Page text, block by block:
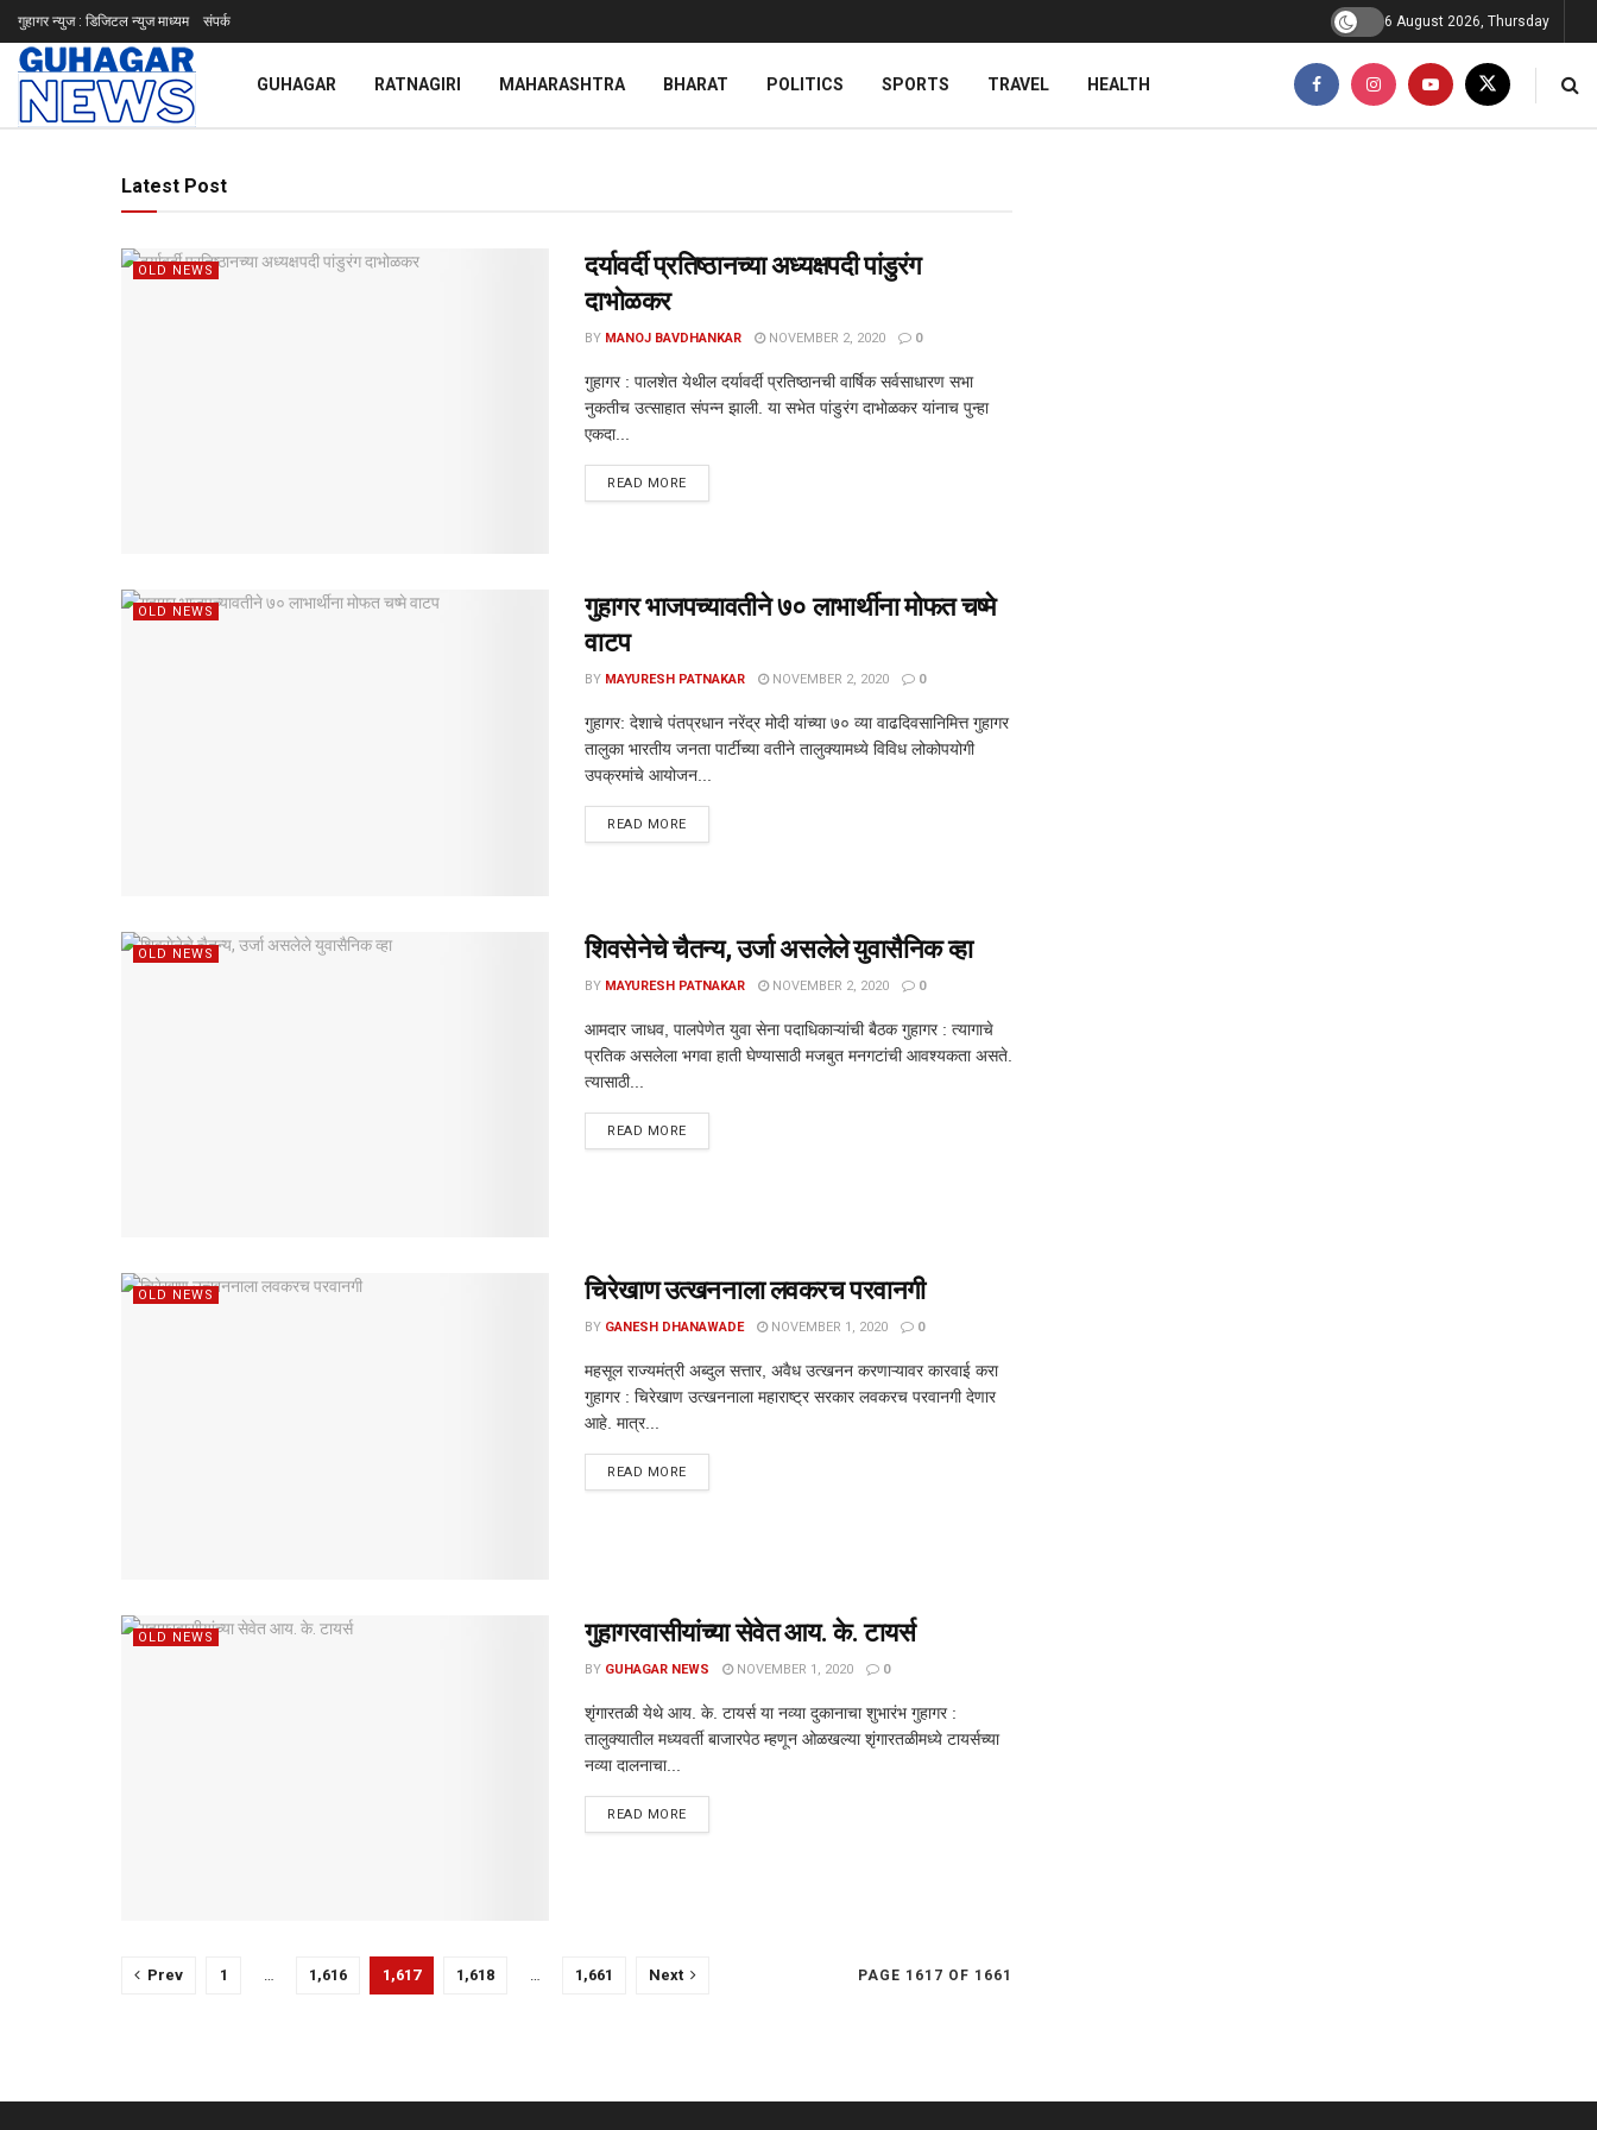
गुहागर न्युज : डिजिटल न्युज माध्यम संपर्क 6 August 2026, Thursday
Guhagar News
GUHAGAR RATNAGIRI MAHARASHTRA BHARAT POLITICS SPORTS TRAVEL HEALTH
Latest Post
OLD NEWS
दर्यावर्दी प्रतिष्ठानच्या अध्यक्षपदी पांडुरंग
दाभोळकर
BY MANOJ BAVDHANKAR NOVEMBER 2, 2020 0
गुहागर : पालशेत येथील दर्यावर्दी प्रतिष्ठानची वार्षिक सर्वसाधारण सभा
नुकतीच उत्साहात संपन्न झाली. या सभेत पांडुरंग दाभोळकर यांनाच पुन्हा
एकदा...
READ MOREDETAILS
OLD NEWS
गुहागर भाजपच्यावतीने ७० लाभार्थीना मोफत चष्मे
वाटप
BY MAYURESH PATNAKAR NOVEMBER 2, 2020 0
गुहागर: देशाचे पंतप्रधान नरेंद्र मोदी यांच्या ७० व्या वाढदिवसानिमित्त गुहागर
तालुका भारतीय जनता पार्टीच्या वतीने तालुक्यामध्ये विविध लोकोपयोगी
उपक्रमांचे आयोजन...
READ MOREDETAILS
OLD NEWS शिवसेनेचे चैतन्य, उर्जा असलेले युवासैनिक व्हा
BY MAYURESH PATNAKAR NOVEMBER 2, 2020 0
आमदार जाधव, पालपेणेत युवा सेना पदाधिकाऱ्यांची बैठक गुहागर : त्यागाचे
प्रतिक असलेला भगवा हाती घेण्यासाठी मजबुत मनगटांची आवश्यकता असते.
त्यासाठी...
READ MOREDETAILS
OLD NEWS चिरेखाण उत्खननाला लवकरच परवानगी
BY GANESH DHANAWADE NOVEMBER 1, 2020 0
महसूल राज्यमंत्री अब्दुल सत्तार, अवैध उत्खनन करणाऱ्यावर कारवाई करा
गुहागर : चिरेखाण उत्खननाला महाराष्ट्र सरकार लवकरच परवानगी देणार
आहे. मात्र...
READ MOREDETAILS
OLD NEWS गुहागरवासीयांच्या सेवेत आय. के. टायर्स
BY GUHAGAR NEWS NOVEMBER 1, 2020 0
शृंगारतळी येथे आय. के. टायर्स या नव्या दुकानाचा शुभारंभ गुहागर :
तालुक्यातील मध्यवर्ती बाजारपेठ म्हणून ओळखल्या शृंगारतळीमध्ये टायर्सच्या
नव्या दालनाचा...
READ MOREDETAILS
PAGE 1617 OF 1661
Prev 1 1,616 1,617 1,618 1,661 Next